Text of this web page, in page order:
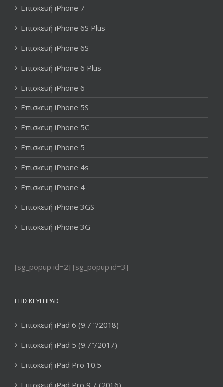
Επισκευή iPhone 7
Επισκευή iPhone 6S Plus
Επισκευή iPhone 6S
Επισκευή iPhone 6 Plus
Επισκευή iPhone 6
Επισκευή iPhone 5S
Επισκευή iPhone 5C
Επισκευή iPhone 5
Επισκευή iPhone 4s
Επισκευή iPhone 4
Επισκευή iPhone 3GS
Επισκευή iPhone 3G
[sg_popup id=2] [sg_popup id=3]
ΕΠΙΣΚΕΥΉ IPAD
Επισκευή iPad 6 (9.7 “/2018)
Επισκευή iPad 5 (9.7″/2017)
Επισκευή iPad Pro 10.5
Επισκευή iPad Pro 9.7 (2016)